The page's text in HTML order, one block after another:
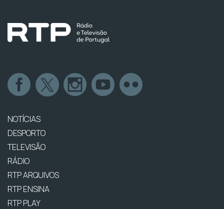
NOTÍCIAS
DESPORTO
TELEVISÃO
RÁDIO
RTP ARQUIVOS
RTP ENSINA
RTP PLAY